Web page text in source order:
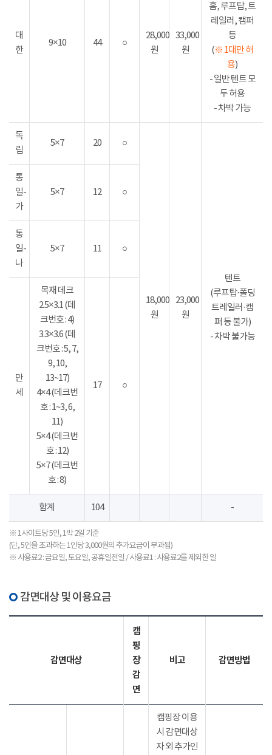
대
한
9×10 44 ○
28,000
원
33,000
원
홈, 루프탑, 트
레일러, 캠퍼
등
(※ 1대만 허
용)
- 일반 텐트 모
두 허용
- 차박 가능
독
립
5×7 20 ○
18,000
원
23,000
원
텐트
(루프탑·폴딩
트레일러·캠
퍼 등 불가)
- 차박 불가능
통
일-
가
5×7 12 ○
통
일-
나
5×7 11 ○
만
세
목재 데크
2.5×3.1 (데
크번호 : 4)
3.3×3.6 (데
크번호 : 5, 7,
9, 10,
13~17)
4×4 (데크번
호 : 1~3, 6,
11)
5×4 (데크번
호 : 12)
5×7 (데크번
호 : 8)
17 ○
합계 104 -
※ 1사이트당 5인, 1박 2일 기준
(단, 5인을 초과하는 1인당 3,000원의 추가요금이 부과됨)
※ 사용료2 : 금요일, 토요일, 공휴일전일 / 사용료1 : 사용료2를 제외한 일
감면대상 및 이용요금
감면대상
캠
핑
장
감
면
비고 감면방법
캠핑장 이용
시 감면대상
자 외 추가인